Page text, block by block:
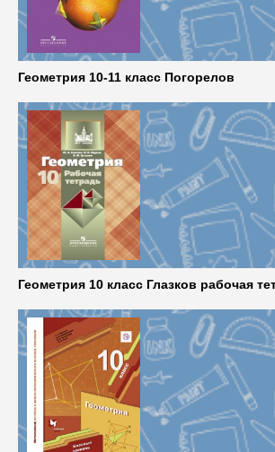
Геометрия 10-11 класс Погорелов
Геометрия 10 класс Глазков рабочая